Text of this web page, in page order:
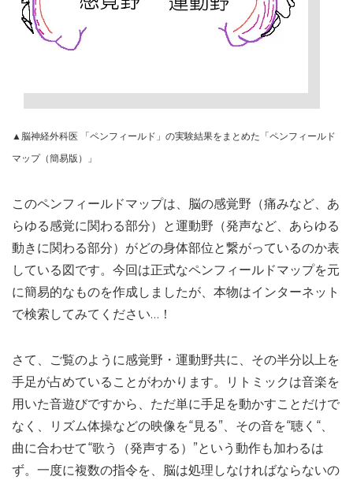
▲脳神経外科医 「ペンフィールド」の実験結果をまとめた「ペンフィールド
マップ（簡易版）」
このペンフィールドマップは、脳の感覚野（痛みなど、あ
らゆる感覚に関わる部分）と運動野（発声など、あらゆる
動きに関わる部分）がどの身体部位と繋がっているのか表
している図です。今回は正式なペンフィールドマップを元
に簡易的なものを作成しましたが、本物はインターネット
で検索してみてください…！
さて、ご覧のように感覚野・運動野共に、その半分以上を
手足が占めていることがわかります。リトミックは音楽を
用いた音遊びですから、ただ単に手足を動かすことだけで
なく、リズム体操などの映像を“見る”、その音を“聴く“、
曲に合わせて“歌う（発声する）”という動作も加わるは
ず。一度に複数の指令を、脳は処理しなければならないの